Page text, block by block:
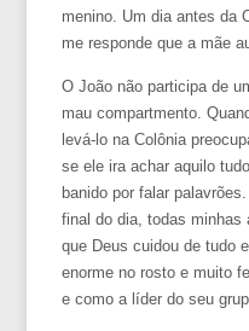
menino. Um dia antes da
me responde que a mãe
O João não participa de
mau compartmento.
levá-lo na Colônia
se ele ira achar aquilo
banido por falar
final do dia, todas minhas
que Deus cuidou de tudo
enorme no rosto e muito
e como a líder do seu